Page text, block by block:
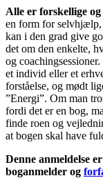
Alle er forskellige
en form for selvhjælp,
kan i den grad give
det om den enkelte,
og
et individ eller et
forståelse, og mødt
”Energi”. Om man
fordi det er en bog,
finde roen og
at bogen skal have
Denne anmeldelse
boganmelder og